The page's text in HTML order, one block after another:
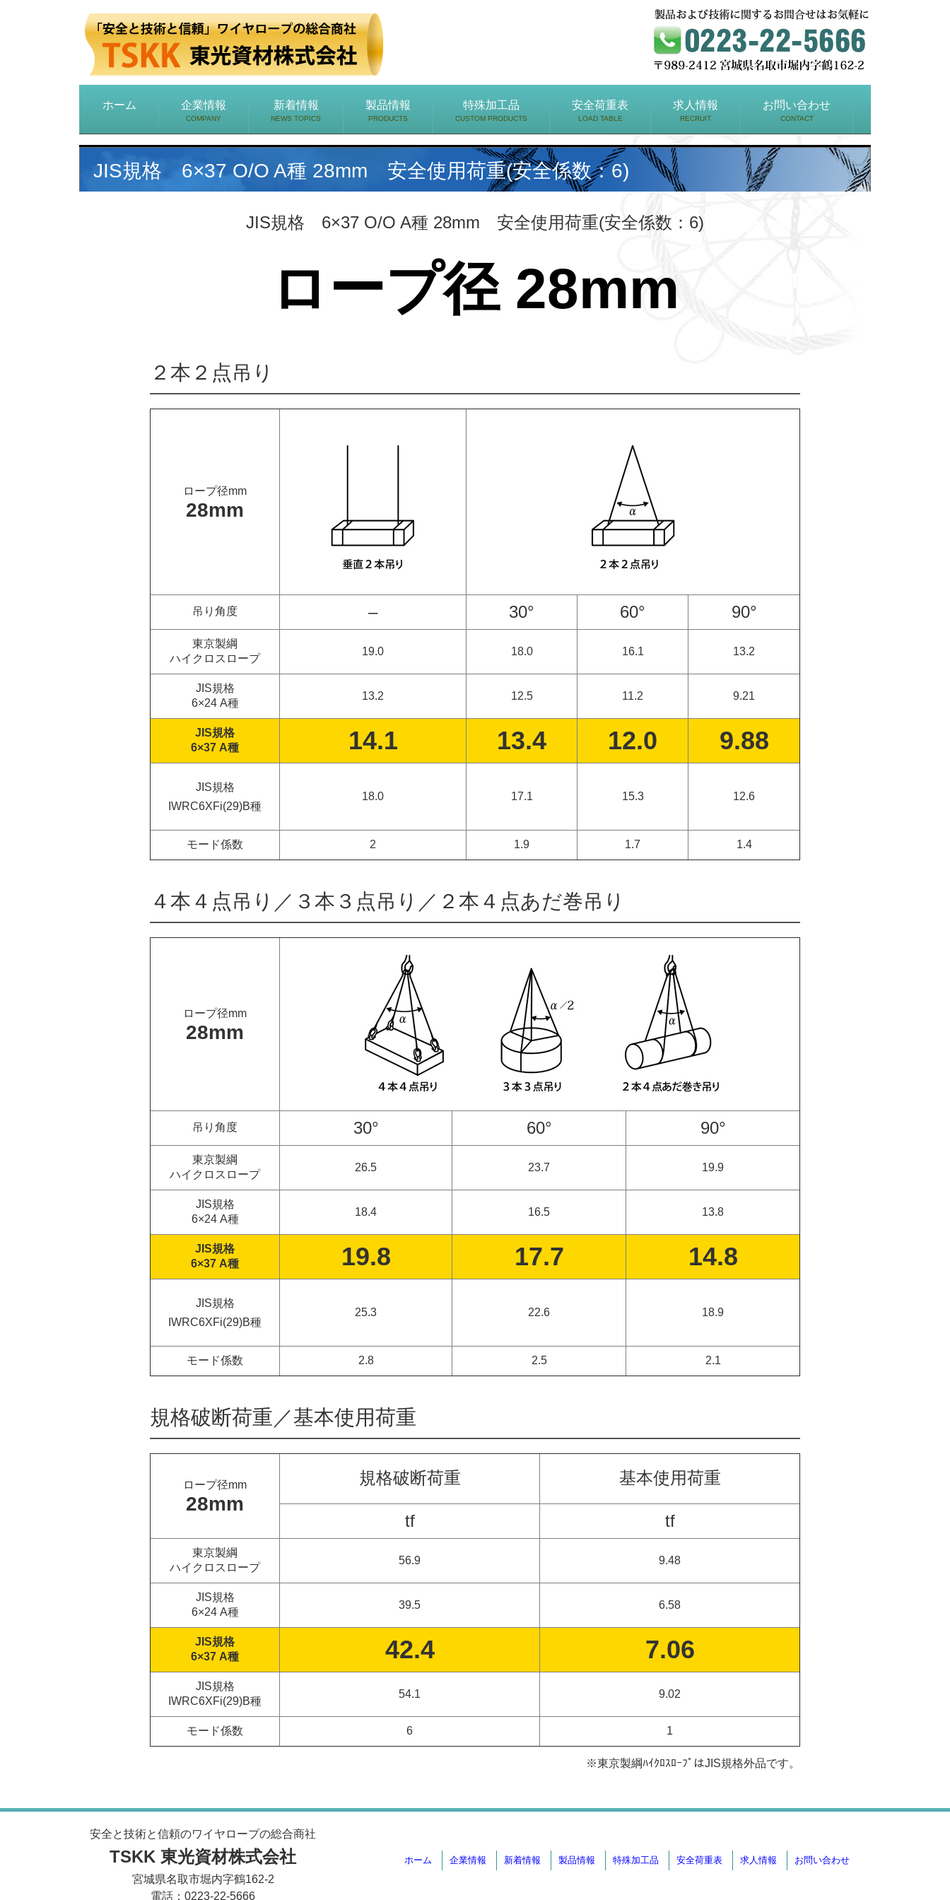
ホーム 企業情報
COMPANY
新着情報
NEWS TOPICS
製品情報
PRODUCTS
特殊加工品
CUSTOM PRODUCTS
安全荷重表
LOAD TABLE
求人情報
RECRUIT
お問い合わせ
CONTACT
JIS規格 6×37 O/O A種 28mm 安全使用荷重(安全係数：6)
JIS規格 6×37 O/O A種 28mm 安全使用荷重(安全係数：6)
ロープ径 28mm
２本２点吊り
ロープ径mm
28mm
吊り角度 – 30° 60° 90°
東京製綱
ハイクロスロープ
19.0 18.0 16.1 13.2
JIS規格
6×24 A種
13.2 12.5 11.2 9.21
JIS規格
6×37 A種
14.1 13.4 12.0 9.88
JIS規格
IWRC6XFi(29)B種
18.0 17.1 15.3 12.6
モード係数 2 1.9 1.7 1.4
４本４点吊り／３本３点吊り／２本４点あだ巻吊り
ロープ径mm
28mm
吊り角度 30° 60° 90°
東京製綱
ハイクロスロープ
26.5 23.7 19.9
JIS規格
6×24 A種
18.4 16.5 13.8
JIS規格
6×37 A種
19.8 17.7 14.8
JIS規格
IWRC6XFi(29)B種
25.3 22.6 18.9
モード係数 2.8 2.5 2.1
規格破断荷重／基本使用荷重
ロープ径mm
28mm
規格破断荷重 基本使用荷重
tf tf
東京製綱
ハイクロスロープ
56.9 9.48
JIS規格
6×24 A種
39.5 6.58
JIS規格
6×37 A種
42.4 7.06
JIS規格
IWRC6XFi(29)B種
54.1 9.02
モード係数 6 1
※東京製綱ﾊｲｸﾛｽﾛｰﾌﾟはJIS規格外品です。
安全と技術と信頼のワイヤロープの総合商社
TSKK 東光資材株式会社
宮城県名取市堀内字鶴162-2
電話：0223-22-5666
ホーム 企業情報 新着情報 製品情報 特殊加工品 安全荷重表 求人情報 お問い合わせ